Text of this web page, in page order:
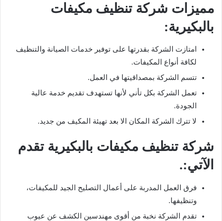
مميزات شركة تنظيف مكيفات
بالبكيرية:
امتازت الشركة بقدرتها على توفير خدمات الصيانة والتنظيف
لكافة أنواع المكيفات.
تتسم الشركة بمصداقيتها في العمل.
تعمل الشركة بكل تأني لأنها تستهدف تقديم خدمة عالية
الجودة.
لا تترك الشركة المكان الا بعد تهيئة المكيف من جديد.
شركة تنظيف مكيفات بالبكيرية تقدم
الآتي:.
فرق العمل المدربة على أعمال التصليح الجيد للمكيفات،
وتنظيفها.
تقدم الشركة نخبة من أقوى مهندسين الكشف عن عيوب